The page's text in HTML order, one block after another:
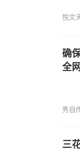
悦文
确
全
秀目
三